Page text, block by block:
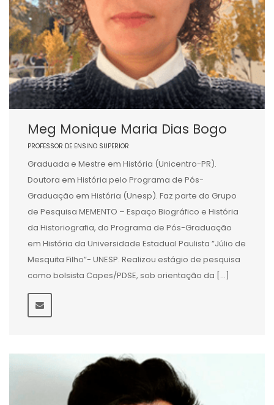
Meg Monique Maria Dias Bogo
PROFESSOR DE ENSINO SUPERIOR
Graduada e Mestre em História (Unicentro-PR).
Doutora em História pelo Programa de Pós-
Graduação em História (Unesp). Faz parte do Grupo
de Pesquisa MEMENTO – Espaço Biográfico e História
da Historiografia, do Programa de Pós-Graduação
em História da Universidade Estadual Paulista ”Júlio de
Mesquita Filho”- UNESP. Realizou estágio de pesquisa
como bolsista Capes/PDSE, sob orientação da […]